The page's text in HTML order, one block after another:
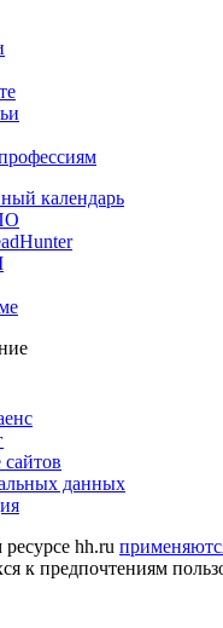
календарь
данных
hh.ru
к предпочтениям